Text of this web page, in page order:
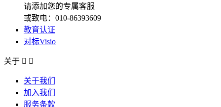
请添加您的专属客服
或致电：010-86393609
教育认证
对标Visio
关于  
关于我们
加入我们
服务条款